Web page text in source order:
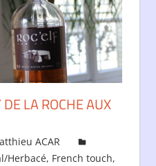
DE LA ROCHE AUX
ACAR
Herbacé, French touch,